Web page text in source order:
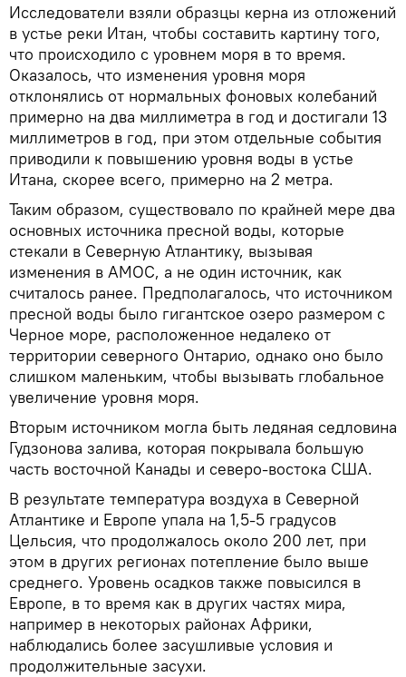
Исследователи взяли образцы керна из отложений
в устье реки Итан, чтобы составить картину того,
что происходило с уровнем моря в то время.
Оказалось, что изменения уровня моря
отклонялись от нормальных фоновых колебаний
примерно на два миллиметра в год и достигали 13
миллиметров в год, при этом отдельные события
приводили к повышению уровня воды в устье
Итана, скорее всего, примерно на 2 метра.
Таким образом, существовало по крайней мере два
основных источника пресной воды, которые
стекали в Северную Атлантику, вызывая
изменения в AMOC, а не один источник, как
считалось ранее. Предполагалось, что источником
пресной воды было гигантское озеро размером с
Черное море, расположенное недалеко от
территории северного Онтарио, однако оно было
слишком маленьким, чтобы вызывать глобальное
увеличение уровня моря.
Вторым источником могла быть ледяная седловина
Гудзонова залива, которая покрывала большую
часть восточной Канады и северо-востока США.
В результате температура воздуха в Северной
Атлантике и Европе упала на 1,5-5 градусов
Цельсия, что продолжалось около 200 лет, при
этом в других регионах потепление было выше
среднего. Уровень осадков также повысился в
Европе, в то время как в других частях мира,
например в некоторых районах Африки,
наблюдались более засушливые условия и
продолжительные засухи.